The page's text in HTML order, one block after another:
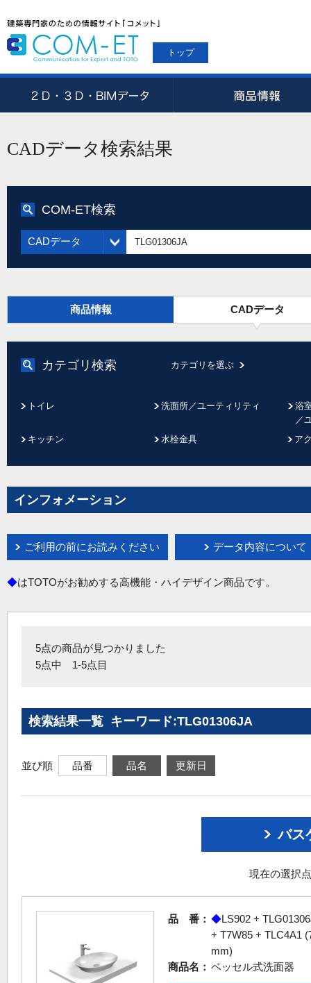
トップ
CADデータ検索結果
COM-ET検索
CADデータ
商品情報 CADデータ
カテゴリ検索 カテゴリを選ぶ
トイレ 洗面所／ユーティリティ
浴
／
キッチン
水栓金具 ア
インフォメーション
ご利用の前にお読みください データ内容について
◆はTOTOがお勧めする高機能・ハイデザイン商品です。
5点の商品が見つかりました
5点中 1-5点目
検索結果一覧 キーワード:TLG01306JA
並び順 品番 品名 更新日
バス
現在の選択
品 番： ◆LS902 +
+ T7W85 + TLC4A1
mm)
商品名： ベッセル式洗面器